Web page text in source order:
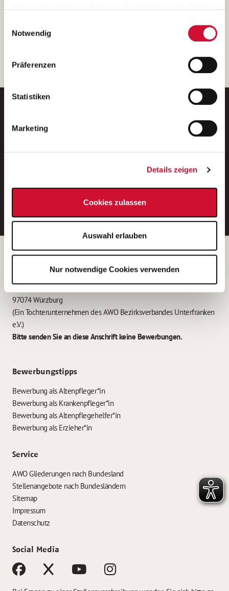
Wenn Sie auf „Cookies zulassen“ klicken, so stimmen
Sie der Speicherung sämtlicher Cookies zu. Sie können
Ihre Einwilligung selbstverständlich jederzeit widerrufen,
indem Sie die Cookie-Einstellungen aufrufen und diese
unserer
Notwendig
Präferenzen
Statistiken
Marketing
Details zeigen
Cookies zulassen
Auswahl erlauben
Nur notwendige Cookies verwenden
Weitere Details können Sie der
entnehmen.
E-Mail-Adresse eintragen
Betreiber der Webseite
Garitz Bewirtschaftungsbetriebe GmbH
Kantstraße 45a
97074 Würzburg
(Ein Tochterunternehmen des AWO Bezirksverbandes Unterfranken
e.V.)
Bitte senden Sie an diese Anschrift keine Bewerbungen.
Bewerbungstipps
Bewerbung als Altenpfleger*in
Bewerbung als Krankenpfleger*in
Bewerbung als Altenpflegehelfer*in
Bewerbung als Erzieher*in
Service
AWO Gliederungen nach Bundesland
Stellenangebote nach Bundesländern
Sitemap
Impressum
Datenschutz
Social Media